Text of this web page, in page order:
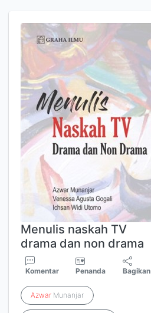
Menulis naskah TV
drama dan non drama
Komentar Penanda Bagikan
Azwar Munanjar